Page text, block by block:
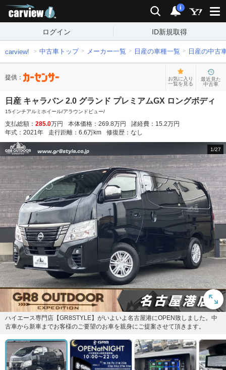
検索 通知
i
ログイン ID新規取得
carview! 中古車トップ メーカー一覧 日産の車種一覧 日産の中古
提供：
お気に入り
一覧を見る
最近見た
中古車
日産 キャラバン 2.0 グランド プレミアムGX ロングボディ
15インチアルミホイール/アラウンドビュー/
支払総額： 285.0万円 本体価格： 269.8万円 諸経費： 15.2万円
年式： 2021年 走行距離： 6.6万km 修復歴： なし
1/27
ハイエース専門店【GR8STYLE】がいよいよ名古屋港にOPEN致しました。中
古車から新車までお客様のご要望のお車を親身にご提案させて頂きます。